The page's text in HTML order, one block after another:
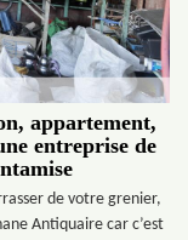
appartement,
entreprise de
de votre grenier,
Antiquaire car c’est